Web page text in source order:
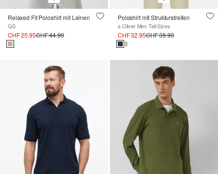
Relaxed Fit Poloshirt mit Leinen
QS
CHF 25.95CHF 44.90
Poloshirt mit Strukturstreifen
s.Oliver Men Tall Sizes
CHF 32.95CHF 39.90